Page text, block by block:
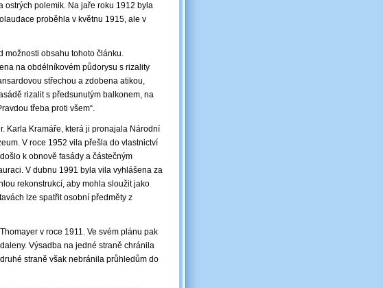
ostrých polemik. Na jaře roku 1912 byla
proběhla v květnu 1915, ale v
možnosti obsahu tohoto článku.
na obdélníkovém půdorysu s rizality
střechou a zdobena atikou,
rizalit s předsunutým balkonem, na
třeba proti všem“.
Karla Kramáře, která ji pronajala Národní
V roce 1952 vila přešla do vlastnictví
k obnově fasády a částečným
V dubnu 1991 byla vila vyhlášena za
rekonstrukcí, aby mohla sloužit jako
lze spatřit osobní předměty z
v roce 1911. Ve svém plánu pak
Výsadba na jedné straně chránila
straně však nebránila průhledům do